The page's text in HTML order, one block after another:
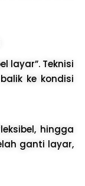
layar”. Teknisi
ke kondisi
hingga
ganti layar,